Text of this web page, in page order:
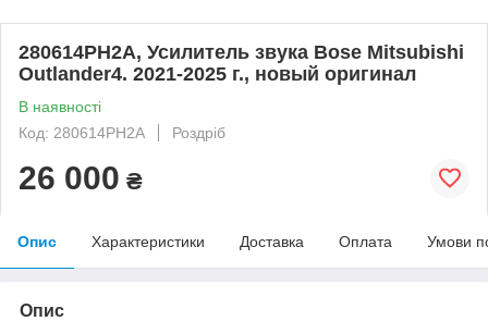
280614PH2A, Усилитель звука Bose Мitsubishi
Оutlander4. 2021-2025 г., новый оригинал
В наявності
Код: 280614PH2A
Роздріб
26 000 ₴
Опис Характеристики Доставка Оплата Умови
Опис